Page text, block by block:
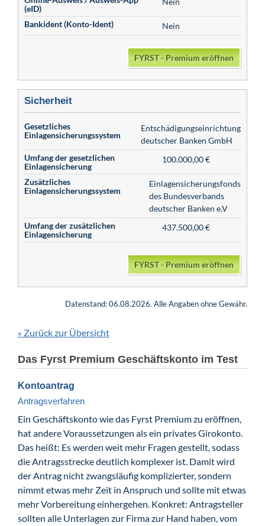
(eID)
Bankident (Konto-Ident) Nein
FYRST - Premium eröffnen
Sicherheit
Gesetzliches
Einlagensicherungssystem
Entschädigungseinrichtung
deutscher Banken GmbH
Umfang der gesetzlichen
Einlagensicherung
100.000,00 €
Zusätzliches
Einlagensicherungssystem
Einlagensicherungsfonds
des Bundesverbands
deutscher Banken e.V
Umfang der zusätzlichen
Einlagensicherung
437.500,00 €
FYRST - Premium eröffnen
Datenstand: 06.08.2026. Alle Angaben ohne Gewähr.
« Zurück zur Übersicht
Das Fyrst Premium Geschäftskonto im Test
Kontoantrag
Antragsverfahren
Ein Geschäftskonto wie das Fyrst Premium zu eröffnen,
hat andere Voraussetzungen als ein privates Girokonto.
Das heißt: Es werden weit mehr Fragen gestellt, sodass
die Antragsstrecke deutlich komplexer ist. Damit wird
der Antrag nicht zwangsläufig komplizierter, sondern
nimmt etwas mehr Zeit in Anspruch und sollte mit etwas
mehr Vorbereitung einhergehen. Konkret: Antragsteller
sollten alle Unterlagen zur Firma zur Hand haben, vom